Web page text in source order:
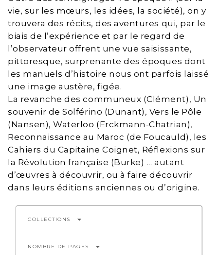
vie, sur les mœurs, les idées, la société), on y
trouvera des récits, des aventures qui, par le
biais de l’expérience et par le regard de
l’observateur offrent une vue saisissante,
pittoresque, surprenante des époques dont
les manuels d’histoire nous ont parfois laissé
une image austère, figée.
La revanche des communeux (Clément), Un
souvenir de Solférino (Dunant), Vers le Pôle
(Nansen), Waterloo (Erckmann-Chatrian),
Reconnaissance au Maroc (de Foucauld), les
Cahiers du Capitaine Coignet, Réflexions sur
la Révolution française (Burke) … autant
d’œuvres à découvrir, ou à faire découvrir
dans leurs éditions anciennes ou d’origine.
COLLECTIONS arrow_drop_down
NOMBRE DE PAGES arrow_drop_down